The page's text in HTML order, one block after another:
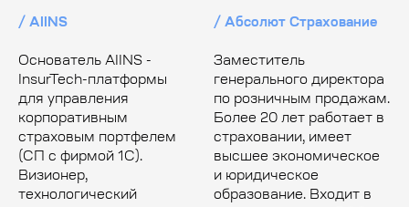
/ AIINS
Основатель AIINS -
InsurTech-платформы
для управления
корпоративным
страховым портфелем
(СП с фирмой 1С).
Визионер,
технологический
/ Абсолют Страхование
Заместитель
генерального директора
по розничным продажам.
Более 20 лет работает в
страховании, имеет
высшее экономическое
и юридическое
образование. Входит в